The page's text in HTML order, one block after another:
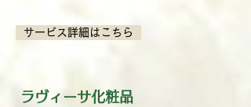
サービス詳細はこちら
ラヴィーサ化粧品